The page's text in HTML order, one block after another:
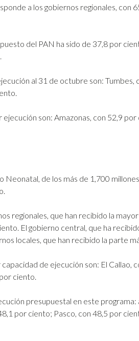
a los gobiernos regionales, con
del PAN ha sido de 37,8 por
al 31 de octubre son:
son: Amazonas, con 52,9
Neonatal, de los más de 1,700
regionales, que han recibido la
El gobierno central, que ha
locales, que han recibido la parte
de ejecución son: El
ciento.
presupuestal en este
por ciento; Pasco, con 48,5 por